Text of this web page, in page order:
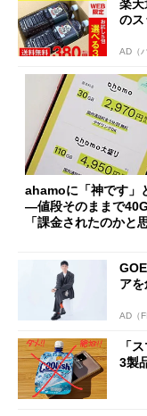
楽天
のス
AD（
ahamoに「神です
―値段そのままで
「課金されたのかと
ア
AD（
「
3製